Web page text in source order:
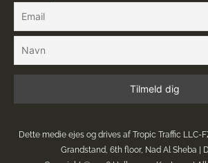
Dette medie ejes og drives af Tropic Traffic LLC-
Grandstand, 6th floor, Nad Al Sheba |